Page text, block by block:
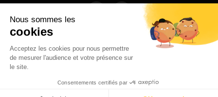
Instagram
CONTACT
POLITIQUE DE CONFIDENTIALITÉ
© 2026 Ilyfunet communication